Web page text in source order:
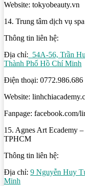
Website: tokyobeauty.vn
14. Trung tâm dịch vụ
Thông tin liên hệ:
Địa chỉ: 54A-56, Trần
Thành Phố Hồ Chí Minh
Điện thoại: 0772.986.686
Website:
Fanpage: facebook.com/
15. Agnes Art Ecademy
TPHCM
Thông tin liên hệ:
Địa chỉ: 9 Nguyễn Huy
Minh